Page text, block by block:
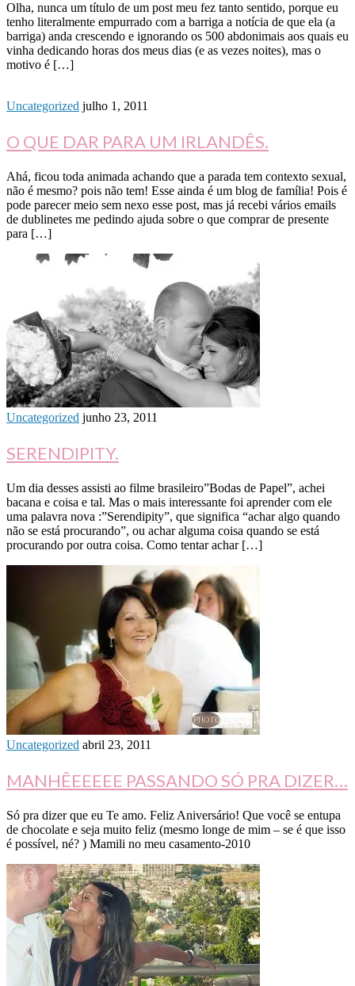
Olha, nunca um título de um post meu fez tanto sentido, porque eu
tenho literalmente empurrado com a barriga a notícia de que ela (a
barriga) anda crescendo e ignorando os 500 abdonimais aos quais eu
vinha dedicando horas dos meus dias (e as vezes noites), mas o
motivo é […]
Uncategorized julho 1, 2011
O QUE DAR PARA UM IRLANDÊS.
Ahá, ficou toda animada achando que a parada tem contexto sexual,
não é mesmo? pois não tem! Esse ainda é um blog de família! Pois é
pode parecer meio sem nexo esse post, mas já recebi vários emails
de dublinetes me pedindo ajuda sobre o que comprar de presente
para […]
Uncategorized junho 23, 2011
SERENDIPITY.
Um dia desses assisti ao filme brasileiro”Bodas de Papel”, achei
bacana e coisa e tal. Mas o mais interessante foi aprender com ele
uma palavra nova :”Serendipity”, que significa “achar algo quando
não se está procurando”, ou achar alguma coisa quando se está
procurando por outra coisa. Como tentar achar […]
Uncategorized abril 23, 2011
MANHÊEEEEE PASSANDO SÓ PRA DIZER…
Só pra dizer que eu Te amo. Feliz Aniversário! Que você se entupa
de chocolate e seja muito feliz (mesmo longe de mim – se é que isso
é possível, né? ) Mamili no meu casamento-2010